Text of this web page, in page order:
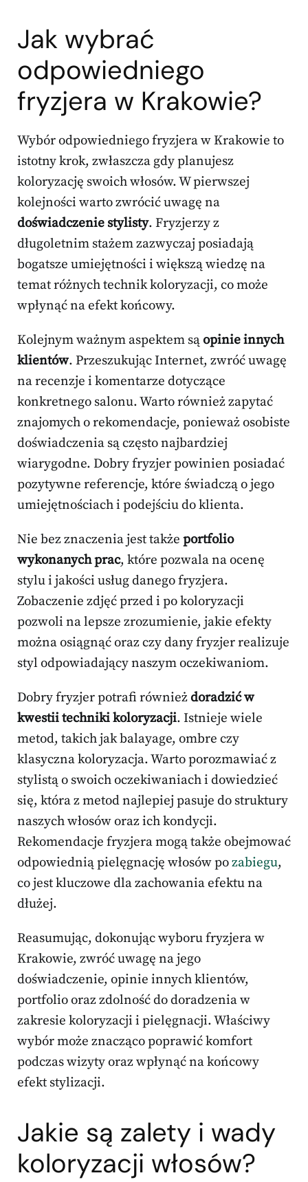
Jak wybrać
odpowiedniego
fryzjera w Krakowie?
Wybór odpowiedniego fryzjera w Krakowie to
istotny krok, zwłaszcza gdy planujesz
koloryzację swoich włosów. W pierwszej
kolejności warto zwrócić uwagę na
doświadczenie stylisty. Fryzjerzy z
długoletnim stażem zazwyczaj posiadają
bogatsze umiejętności i większą wiedzę na
temat różnych technik koloryzacji, co może
wpłynąć na efekt końcowy.
Kolejnym ważnym aspektem sąopinie innych
klientów. Przeszukując Internet, zwróć uwagę
na recenzje i komentarze dotyczące
konkretnego salonu. Warto również zapytać
znajomych o rekomendacje, ponieważ osobiste
doświadczenia są często najbardziej
wiarygodne. Dobry fryzjer powinien posiadać
pozytywne referencje, które świadczą o jego
umiejętnościach i podejściu do klienta.
Nie bez znaczenia jest także portfolio
wykonanych prac, które pozwala na ocenę
stylu i jakości usług danego fryzjera.
Zobaczenie zdjęć przed i po koloryzacji
pozwoli na lepsze zrozumienie, jakie efekty
można osiągnąć oraz czy dany fryzjer realizuje
styl odpowiadający naszym oczekiwaniom.
Dobry fryzjer potrafi równieżdoradzić w
kwestii techniki koloryzacji. Istnieje wiele
metod, takich jak balayage, ombre czy
klasyczna koloryzacja. Warto porozmawiać z
stylistą o swoich oczekiwaniach i dowiedzieć
się, która z metod najlepiej pasuje do struktury
naszych włosów oraz ich kondycji.
Rekomendacje fryzjera mogą także obejmować
odpowiednią pielęgnację włosów pozabiegu,
co jest kluczowe dla zachowania efektu na
dłużej.
Reasumując, dokonując wyboru fryzjera w
Krakowie, zwróć uwagę na jego
doświadczenie, opinie innych klientów,
portfolio oraz zdolność do doradzenia w
zakresie koloryzacji i pielęgnacji. Właściwy
wybór może znacząco poprawić komfort
podczas wizyty oraz wpłynąć na końcowy
efekt stylizacji.
Jakie są zalety i wady
koloryzacji włosów?